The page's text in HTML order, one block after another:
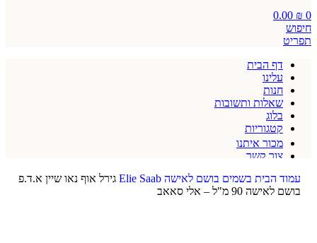
0
0.00 ₪
חיפוש
תפריט
דף הבית
עלינו
חנות
שאלות ותשובות
בלוג
קטגוריות
מכור איתנו
צור קשר
עמוד הבית בשמים בושם לאישה Elie Saab גירל אוף נאו שיין א.ד.פ
בושם לאישה 90 מ"ל – אלי סאאב